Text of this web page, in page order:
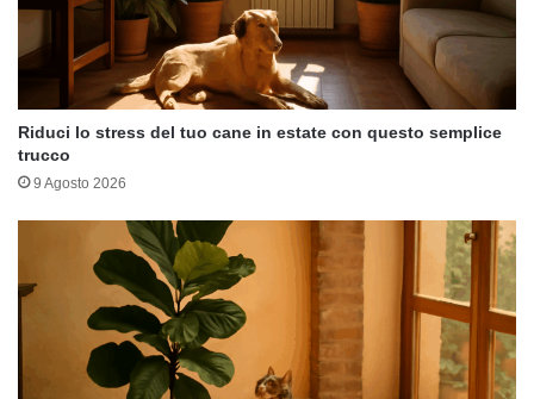
Riduci lo stress del tuo cane in estate con questo semplice
trucco
9 Agosto 2026